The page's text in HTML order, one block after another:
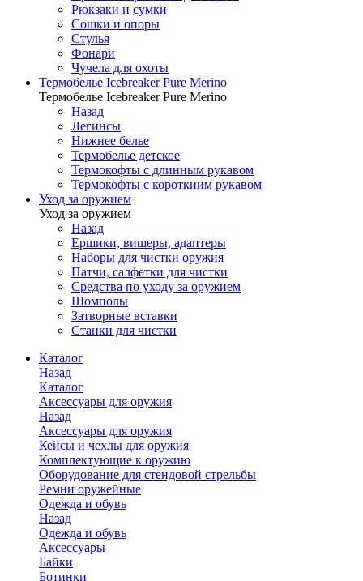
Рюкзаки и сумки
Сошки и опоры
Стулья
Фонари
Чучела для охоты
Термобелье Icebreaker Pure Merino
Термобелье Icebreaker Pure Merino
Назад
Легинсы
Нижнее белье
Термобелье детское
Термокофты с длинным рукавом
Термокофты с короткиим рукавом
Уход за оружием
Уход за оружием
Назад
Ершики, вишеры, адаптеры
Наборы для чистки оружия
Патчи, салфетки для чистки
Средства по уходу за оружием
Шомполы
Затворные вставки
Станки для чистки
Каталог
Назад
Каталог
Аксессуары для оружия
Назад
Аксессуары для оружия
Кейсы и чехлы для оружия
Комплектующие к оружию
Оборудование для стендовой стрельбы
Ремни оружейные
Одежда и обувь
Назад
Одежда и обувь
Аксессуары
Байки
Ботинки